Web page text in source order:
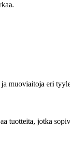
muoviaitoja eri
tuotteita, jotka